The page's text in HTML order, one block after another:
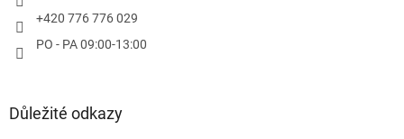
+420 776 776 029
PO - PA 09:00-13:00
Důležité odkazy